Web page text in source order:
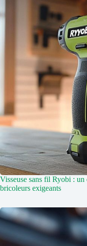
Visseuse sans fil Ryobi :
bricoleurs exigeants